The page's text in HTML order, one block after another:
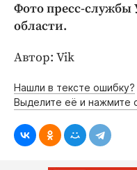
Фото пресс-
области.
Автор: Vik
Нашли в тексте ошибку?
Выделите её и нажмите